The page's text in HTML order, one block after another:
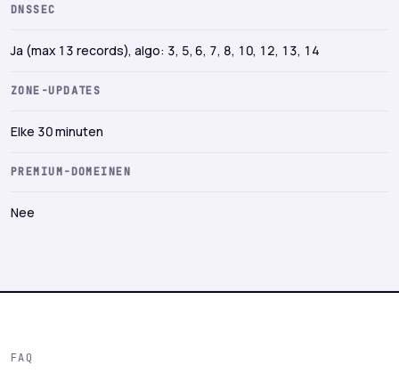
DNSSEC
Ja (max 13 records), algo: 3, 5, 6, 7, 8, 10, 12, 13, 14
ZONE-UPDATES
Elke 30 minuten
PREMIUM-DOMEINEN
Nee
FAQ